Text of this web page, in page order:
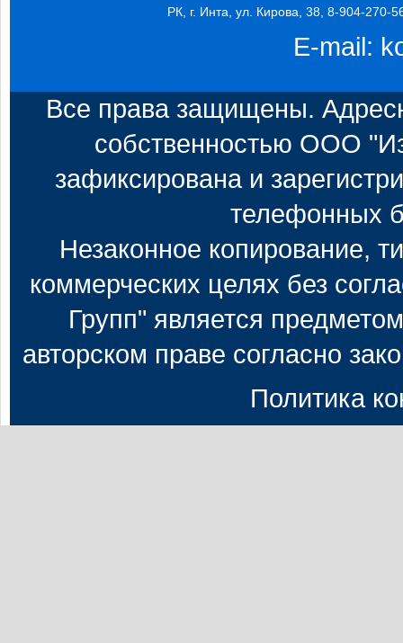
РК, г. Инта, ул. Кирова, 38, 8-904-270-
E-mail:
Все права защищены.
собственностью ООО
зафиксирована и
телефонных
Незаконное копирование,
коммерческих целях без
Групп" является
авторском праве согласно
Политика